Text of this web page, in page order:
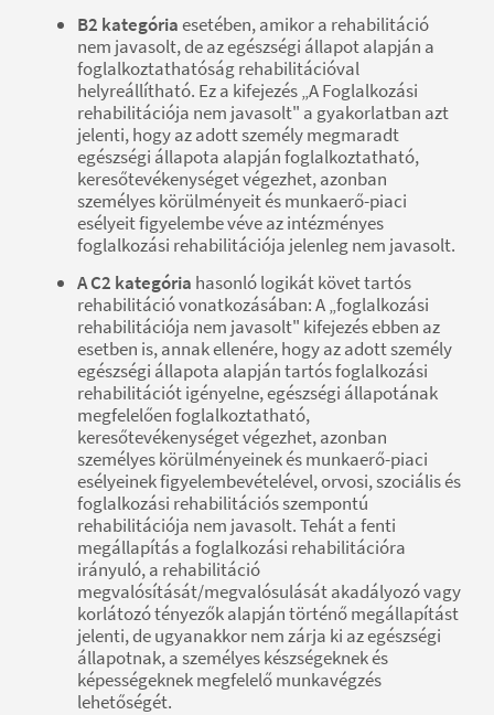
B2 kategóriaesetében, amikor a rehabilitáció
nem javasolt, de az egészségi állapot alapján a
foglalkoztathatóság rehabilitációval
helyreállítható. Ez a kifejezés „A Foglalkozási
rehabilitációja nem javasolt" a gyakorlatban azt
jelenti, hogy az adott személy megmaradt
egészségi állapota alapján foglalkoztatható,
keresőtevékenységet végezhet, azonban
személyes körülményeit és munkaerő-piaci
esélyeit figyelembe véve az intézményes
foglalkozási rehabilitációja jelenleg nem javasolt.
A C2 kategória hasonló logikát követ tartós
rehabilitáció vonatkozásában: A „foglalkozási
rehabilitációja nem javasolt" kifejezés ebben az
esetben is, annak ellenére, hogy az adott személy
egészségi állapota alapján tartós foglalkozási
rehabilitációt igényelne, egészségi állapotának
megfelelően foglalkoztatható,
keresőtevékenységet végezhet, azonban
személyes körülményeinek és munkaerő-piaci
esélyeinek figyelembevételével, orvosi, szociális és
foglalkozási rehabilitációs szempontú
rehabilitációja nem javasolt. Tehát a fenti
megállapítás a foglalkozási rehabilitációra
irányuló, a rehabilitáció
megvalósítását/megvalósulását akadályozó vagy
korlátozó tényezők alapján történő megállapítást
jelenti, de ugyanakkor nem zárja ki az egészségi
állapotnak, a személyes készségeknek és
képességeknek megfelelő munkavégzés
lehetőségét.